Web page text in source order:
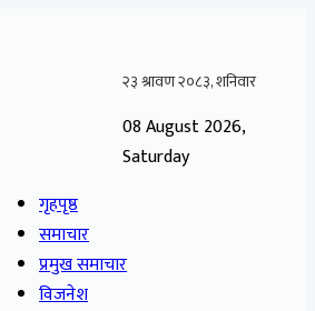
08 August 2026,
Saturday
गृहपृष्ठ
समाचार
प्रमुख समाचार
विजनेश